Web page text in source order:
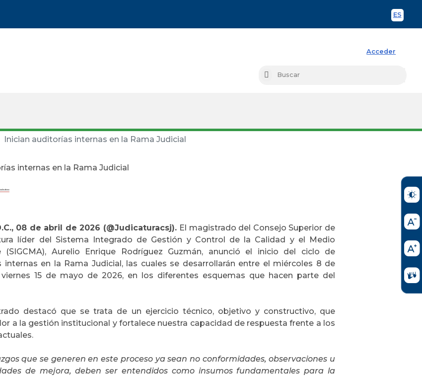
ES
Acceder
Buscar
Inician auditorías internas en la Rama Judicial
internas en la Rama Judicial
08 de abril de 2026 (@Judicaturacsj). El magistrado del Consejo Superior de
líder del Sistema Integrado de Gestión y Control de la Calidad y el Medio
(SIGCMA), Aurelio Enrique Rodríguez Guzmán, anunció el inicio del ciclo de
internas en la Rama Judicial, las cuales se desarrollarán entre el miércoles 8 de
15 de mayo de 2026, en los diferentes esquemas que hacen parte del
destacó que se trata de un ejercicio técnico, objetivo y constructivo, que
a la gestión institucional y fortalece nuestra capacidad de respuesta frente a los
que se generen en este proceso ya sean no conformidades, observaciones u
de mejora, deben ser entendidos como insumos fundamentales para la